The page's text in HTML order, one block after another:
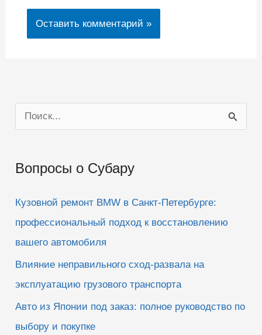
о
с
Вопросы о Субару
Кузовной ремонт BMW в Санкт-Петербурге:
профессиональный подход к восстановлению
вашего автомобиля
Влияние неправильного сход-развала на
эксплуатацию грузового транспорта
Авто из Японии под заказ: полное руководство по
выбору и покупке